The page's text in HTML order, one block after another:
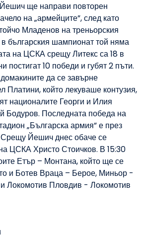
ще направи повторен
на „армейците”, след като
Младенов на треньорския
българския шампионат той няма
на ЦСКА срещу Литекс са 18 в
постигат 10 победи и губят 2 пъти.
да се завърне
Платини, който лекуваше контузия,
националите Георги и Илия
Бодуров. Последната победа на
„Българска армия” е през
Йешич днес обаче се
ЦСКА Христо Стоичков. В 15:30
Етър – Монтана, който ще се
и Ботев Враца – Берое, Миньор -
Локомотив Пловдив - Локомотив